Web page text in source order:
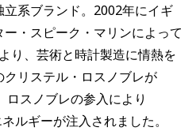
系ブランド。2002年にイギ
・スピーク・マリンによって
り、芸術と時計製造に情熱を
リステル・ロスノブレが
ロスノブレの参入により
ルギーが注入されました。